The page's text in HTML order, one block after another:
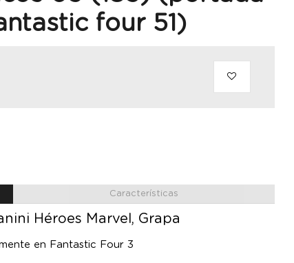
four 51)
Características
Héroes Marvel, Grapa
en Fantastic Four 3